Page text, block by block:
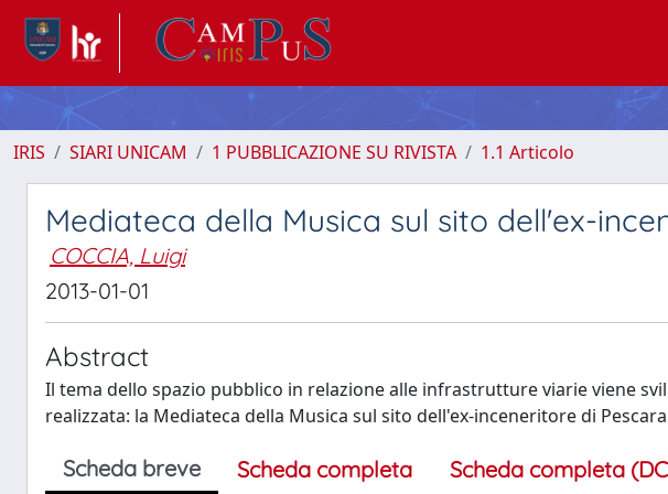
IRIS SIARI UNICAM 1 PUBBLICAZIONE SU RIVISTA 1.1 Articolo
Mediateca della Musica sul sito dell'ex-
COCCIA, Luigi
2013-01-01
Abstract
Il tema dello spazio pubblico in relazione alle infrastrutture viarie viene
realizzata: la Mediateca della Musica sul sito dell'ex-inceneritore di
Scheda breve Scheda completa Scheda completa